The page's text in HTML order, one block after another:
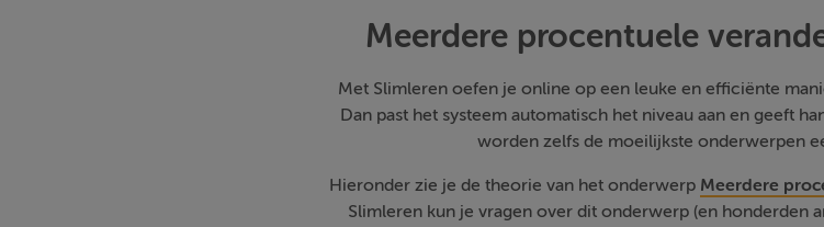
Meerdere procentuele
Met Slimleren oefen je online op een leuke en efficiënte
Dan past het systeem automatisch het niveau aan en geeft
worden zelfs de moeilijkste onderwerpen
Hieronder zie je de theorie van het onderwerp Meerdere
Slimleren kun je vragen over dit onderwerp (en honderden